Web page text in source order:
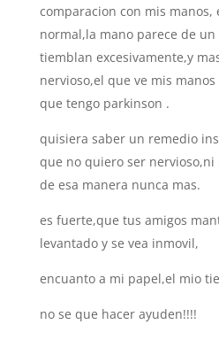
comparacion con mis manos,
normal,la mano parece de
tiemblan excesivamente,y
nervioso,el que ve mis
que tengo parkinson .
quisiera saber un remedio
que no quiero ser nervioso,ni
de esa manera nunca mas.
es fuerte,que tus amigos
levantado y se vea inmovil,
encuanto a mi papel,el mio
no se que hacer ayuden!!!!